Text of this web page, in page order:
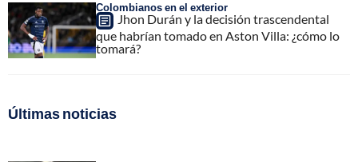
Colombianos en el exterior
Jhon Durán y la decisión trascendental
que habrían tomado en Aston Villa: ¿cómo lo
tomará?
Últimas noticias